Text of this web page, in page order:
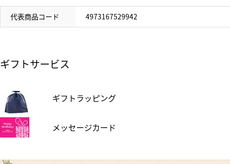
代表商品コード 4973167529942
ギフトサービス
ギフトラッピング
メッセージカード